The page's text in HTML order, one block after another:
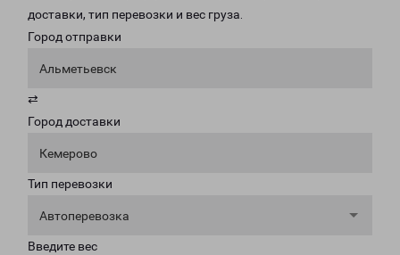
доставки, тип перевозки и вес груза.
Город отправки
Альметьевск
⇄
Город доставки
Кемерово
Тип перевозки
Автоперевозка
Введите вес